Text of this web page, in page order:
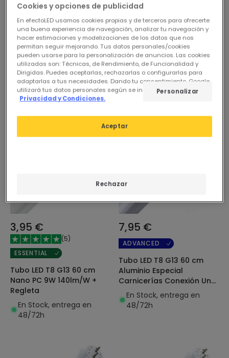
3,95 €
(5)
ESSENTIAL
Tubo LED T8 G13 60 cm
Nano PC 9W 140lm/W +
Regleta
En Stock, entrega en
48/72h
7,95 €
ADVANCED
Tubo LED T8 G13 60 cm
Aluminio Especial
Carnicerías Conexión Un
Lateral 9W
En Stock, entrega en
48/72h
Cookies y opciones de publicidad
En efectoLED usamos cookies propias y de terceros para ofrecerte
una buena experiencia de navegación, analizar tu navegación y
hacer estimaciones y modelizaciones de los datos que nos
permitan seguir mejorando. Tus datos personales/cookies
pueden usarse para la personalización de anuncios. Las cookies
utilizadas son: Técnicas, de Rendimiento, de Funcionalidad y
Dirigidas. Puedes aceptarlas, rechazarlas o configurarlas para
adaptarlas a tus necesidades. Dando tu consentimiento, Google
utilizará tus datos personales según se indica en su sitio de
Privacidad y Condiciones.
Rechazar
Aceptar
Personalizar